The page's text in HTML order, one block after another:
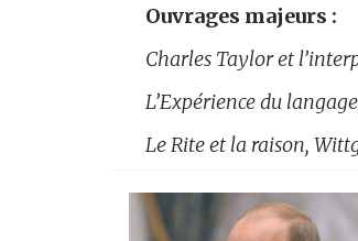
Ouvrages majeurs :
Charles Taylor et
L’Expérience du
Le Rite et la raison,